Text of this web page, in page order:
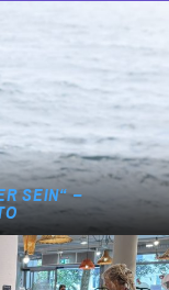
SEIN“ –